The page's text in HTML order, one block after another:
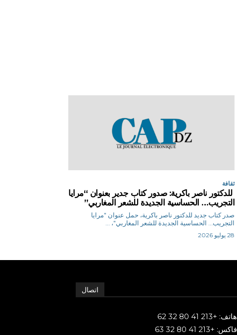
ثقافة
للدكتور ناصر باكرية: صدور كتاب جدير بعنوان “مرايا
التجريب… الحساسية الجديدة للشعر المغاربي”
صدر كتاب جديد للدكتور ناصر باكرية، حمل عنوان "مرايا
التجريب... الحساسية الجديدة للشعر المغاربي"، ...
28 يوليو 2026
اتصال
هاتف: +213 41 80 32 62
فاكس: +213 41 80 32 63